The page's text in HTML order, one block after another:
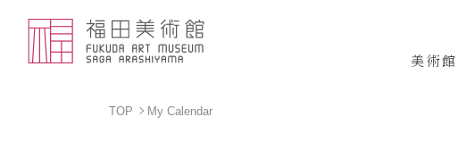
美術館
TOP My Calendar